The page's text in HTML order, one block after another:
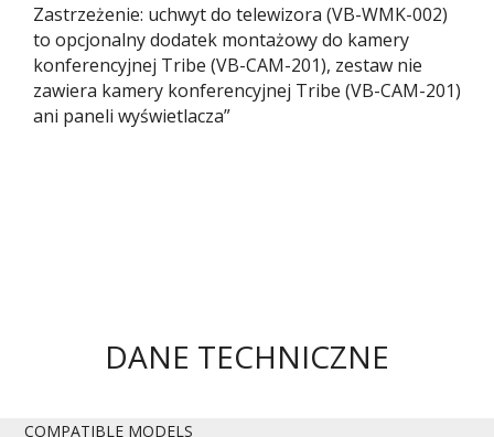
Zastrzeżenie: uchwyt do telewizora (VB-WMK-002)
to opcjonalny dodatek montażowy do kamery
konferencyjnej Tribe (VB-CAM-201), zestaw nie
zawiera kamery konferencyjnej Tribe (VB-CAM-201)
ani paneli wyświetlacza”
DANE TECHNICZNE
COMPATIBLE MODELS